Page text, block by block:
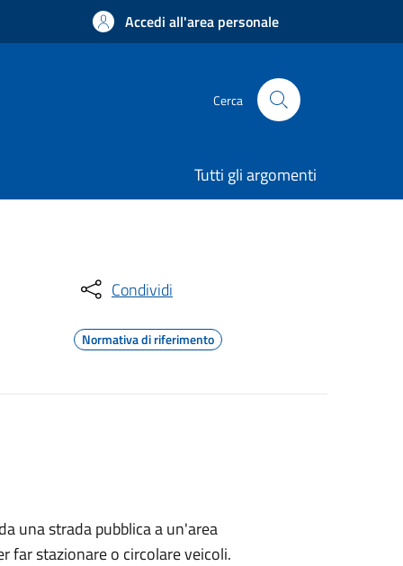
Accedi all'area personale
Cerca
Tutti gli argomenti
Condividi
Normativa di riferimento
una strada pubblica a un'area
far stazionare o circolare veicoli.